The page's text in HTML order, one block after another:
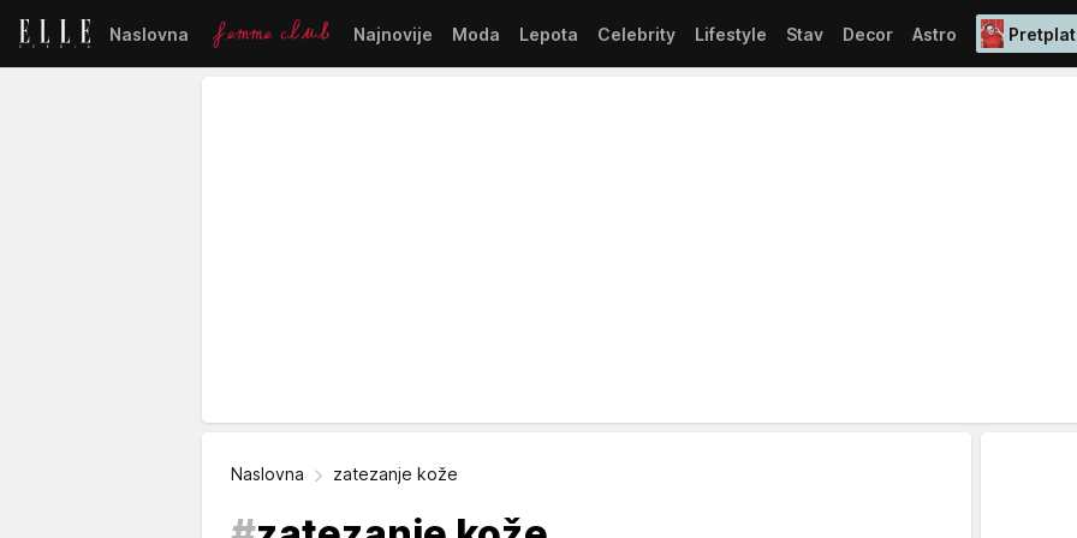
Naslovna Najnovije Moda Lepota Celebrity Lifestyle Stav Decor Astro
Naslovna zatezanje kože